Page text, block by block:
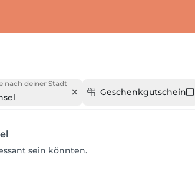
nach deiner Stadt
Geschenkgutschein
sein könnten.